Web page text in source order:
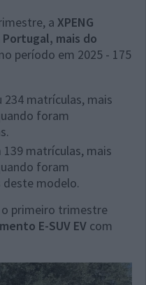
a XPENG
mais do
período em 2025 - 175
234 matrículas, mais
foram
matrículas, mais
foram
modelo.
o primeiro trimestre
E-SUV EV com